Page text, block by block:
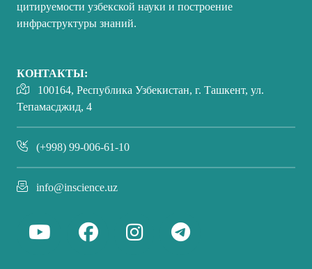
цитируемости узбекской науки и построение
инфраструктуры знаний.
КОНТАКТЫ:
100164, Республика Узбекистан, г. Ташкент, ул.
Тепамасджид, 4
(+998) 99-006-61-10
info@inscience.uz